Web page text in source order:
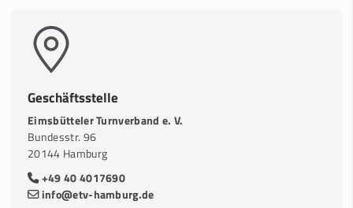
Geschäftsstelle
Eimsbütteler Turnverband e. V.
Bundesstr. 96
20144 Hamburg
+49 40 4017690
info@etv-hamburg.de